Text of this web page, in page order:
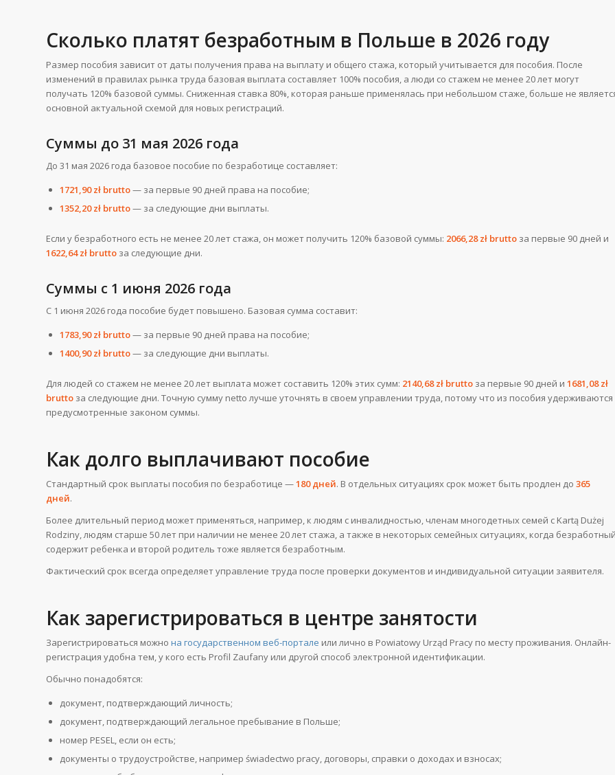
Сколько платят безработным в Польше в 2026 году
Размер пособия зависит от даты получения права на выплату и общего стажа, который учитывается для пособия. После
изменений в правилах рынка труда базовая выплата составляет 100% пособия, а люди со стажем не менее 20 лет могут
получать 120% базовой суммы. Сниженная ставка 80%, которая раньше применялась при небольшом стаже, больше не
основной актуальной схемой для новых регистраций.
Суммы до 31 мая 2026 года
До 31 мая 2026 года базовое пособие по безработице составляет:
1721,90 zł brutto— за первые 90 дней права на пособие;
1352,20 zł brutto— за следующие дни выплаты.
Если у безработного есть не менее 20 лет стажа, он может получить 120% базовой суммы: 2066,28 zł brutto за первые 90 дней и
1622,64 zł brutto за следующие дни.
Суммы с 1 июня 2026 года
С 1 июня 2026 года пособие будет повышено. Базовая сумма составит:
1783,90 zł brutto— за первые 90 дней права на пособие;
1400,90 zł brutto— за следующие дни выплаты.
Для людей со стажем не менее 20 лет выплата может составить 120% этих сумм: 2140,68 zł brutto за первые 90 дней и 1681,08 zł
brutto за следующие дни. Точную сумму netto лучше уточнять в своем управлении труда, потому что из пособия удерживаются
предусмотренные законом суммы.
Как долго выплачивают пособие
Стандартный срок выплаты пособия по безработице —180 дней. В отдельных ситуациях срок может быть продлен до 365
дней.
Более длительный период может применяться, например, к людям с инвалидностью, членам многодетных семей с Kartą Dużej
Rodziny, людям старше 50 лет при наличии не менее 20 лет стажа, а также в некоторых семейных ситуациях, когда
содержит ребенка и второй родитель тоже является безработным.
Фактический срок всегда определяет управление труда после проверки документов и индивидуальной ситуации заявителя.
Как зарегистрироваться в центре занятости
Зарегистрироваться можно на государственном веб-портале или лично в Powiatowy Urząd Pracy по месту проживания. Онлайн-
регистрация удобна тем, у кого есть Profil Zaufany или другой способ электронной идентификации.
Обычно понадобятся:
документ, подтверждающий личность;
документ, подтверждающий легальное пребывание в Польше;
номер PESEL, если он есть;
документы о трудоустройстве, например świadectwo pracy, договоры, справки о доходах и взносах;